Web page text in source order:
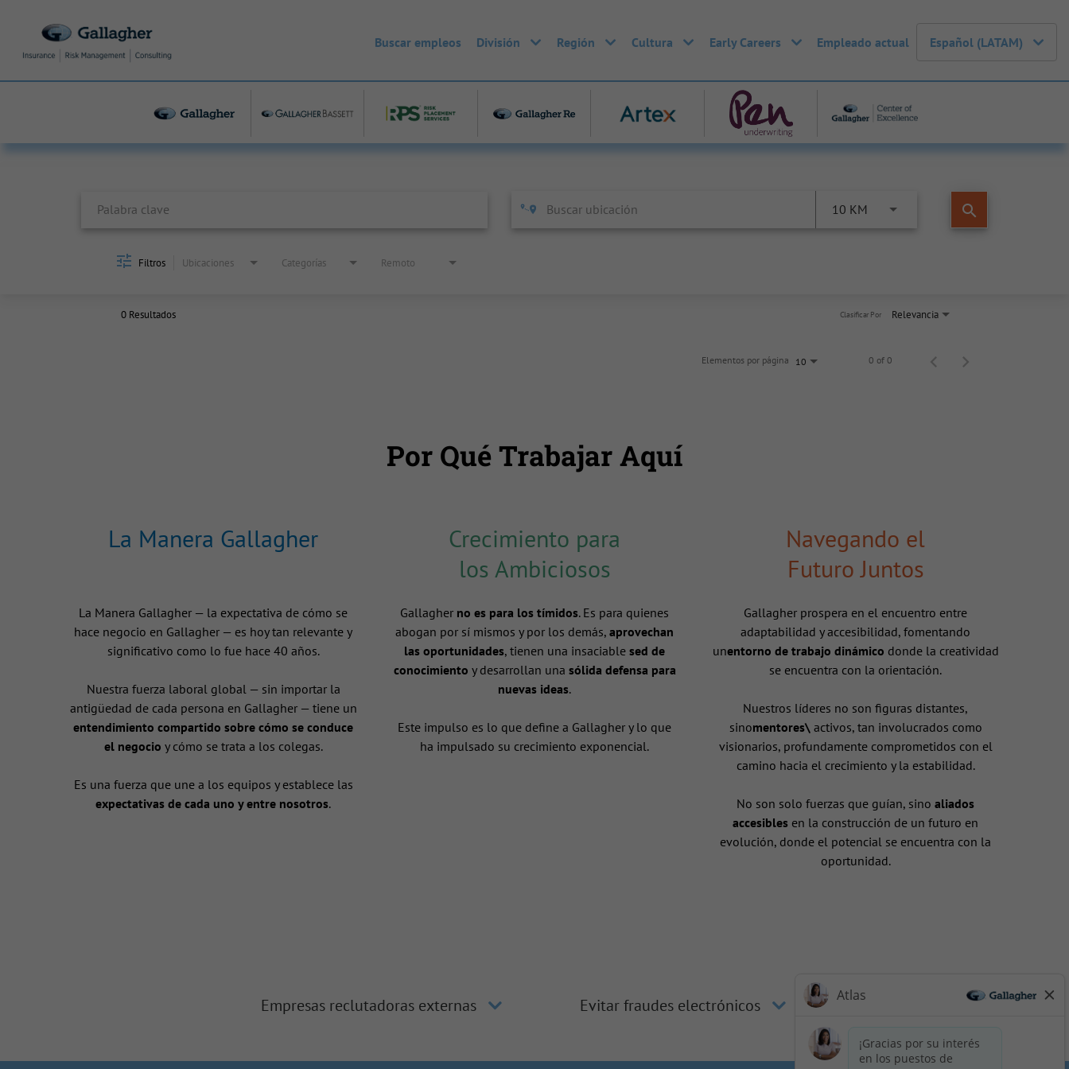
Buscar empleos División Región Cultura Early Careers Empleado actual Español (LATAM)
10 KM search
Filtros Ubicaciones Categorías Remoto
0 Resultados Relevancia
Clasificar Por
Elementos por página 10 0 of 0
Por Qué Trabajar Aquí
La Manera Gallagher
La Manera Gallagher — la expectativa de cómo se
hace negocio en Gallagher — es hoy tan relevante y
significativo como lo fue hace 40 años.
Nuestra fuerza laboral global — sin importar la
antigüedad de cada persona en Gallagher — tiene un
entendimiento compartido sobre cómo se conduce
el negocio y cómo se trata a los colegas.
Es una fuerza que une a los equipos y establece las
expectativas de cada uno y entre nosotros.
Crecimiento para
los Ambiciosos
Gallagher no es para los tímidos. Es para quienes
abogan por sí mismos y por los demás, aprovechan
las oportunidades, tienen una insaciable sed de
conocimiento y desarrollan una sólida defensa para
nuevas ideas.
Este impulso es lo que define a Gallagher y lo que
ha impulsado su crecimiento exponencial.
Navegando el
Futuro Juntos
Gallagher prospera en el encuentro entre
adaptabilidad y accesibilidad, fomentando
unentorno de trabajo dinámico donde la creatividad
se encuentra con la orientación.
Nuestros líderes no son figuras distantes,
sinomentores\ activos, tan involucrados como
visionarios, profundamente comprometidos con el
camino hacia el crecimiento y la estabilidad.
No son solo fuerzas que guían, sinoaliados
accesibles en la construcción de un futuro en
evolución, donde el potencial se encuentra con la
oportunidad.
Empresas reclutadoras externas Evitar fraudes electrónicos